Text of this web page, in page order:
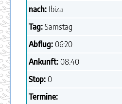
nach: Ibiza
Tag: Samstag
Abflug: 06:20
Ankunft: 08:40
Stop: 0
Termine: